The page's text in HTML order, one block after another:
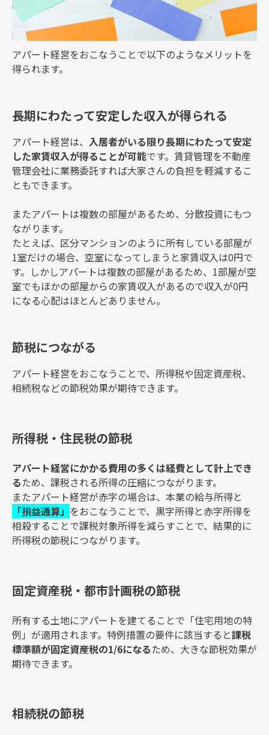
アパート経営をおこなうことで以下のようなメリットを
得られます。
長期にわたって安定した収入が得られる
アパート経営は、 入居者がいる限り長期にわたって安定
した家賃収入が得ることが可能です。賃貸管理を不動産
管理会社に業務委託すれば大家さんの負担を軽減するこ
ともできます。
またアパートは複数の部屋があるため、分散投資にもつ
ながります。
たとえば、区分マンションのように所有している部屋が
1室だけの場合、空室になってしまうと家賃収入は0円で
す。しかしアパートは複数の部屋があるため、1部屋が空
室でもほかの部屋からの家賃収入があるので収入が0円
になる心配はほとんどありません。
節税につながる
アパート経営をおこなうことで、所得税や固定資産税、
相続税などの節税効果が期待できます。
所得税・住民税の節税
アパート経営にかかる費用の多くは経費として計上でき
るため、課税される所得の圧縮につながります。
またアパート経営が赤字の場合は、本業の給与所得と
「損益通算」 をおこなうことで、黒字所得と赤字所得を
相殺することで課税対象所得を減らすことで、結果的に
所得税の節税につながります。
固定資産税・都市計画税の節税
所有する土地にアパートを建てることで「住宅用地の特
例」が適用されます。特例措置の要件に該当すると課税
標準額が固定資産税の1/6になるため、大きな節税効果が
期待できます。
相続税の節税